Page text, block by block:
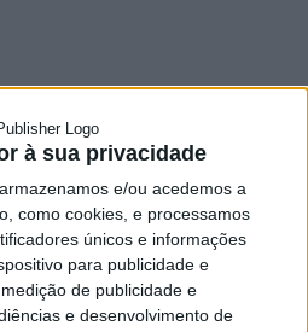
à sua privacidade
armazenamos e/ou acedemos a
como cookies, e processamos
únicos e informações
para publicidade e
de publicidade e
e desenvolvimento de
Azemeis.NET
08:13